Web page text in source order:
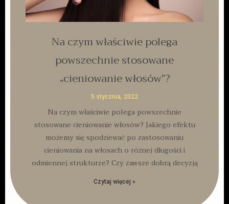
Na czym właściwie polega
powszechnie stosowane
„cieniowanie włosów”?
5 stycznia, 2022
Na czym właściwie polega powszechnie
stosowane cieniowanie włosów? Jakiego efektu
możemy się spodziewać po zastosowaniu
cieniowania na włosach o różnej długości i
odmiennej strukturze? Czy zawsze dobrą decyzją
Czytaj więcej »